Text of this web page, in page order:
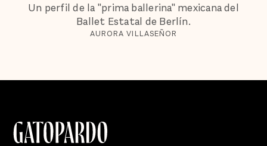
Un perfil de la "prima ballerina" mexicana del
Ballet Estatal de Berlín.
AURORA VILLASEÑOR